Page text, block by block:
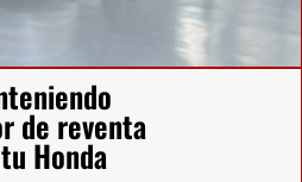
de reventa
Honda